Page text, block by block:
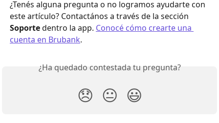
¿Tenés alguna pregunta o no logramos ayudarte con
este artículo? Contactános a través de la sección
Soporte dentro la app. Conocé cómo crearte una
cuenta en Brubank.
¿Ha quedado contestada tu pregunta?
😞 😐 😃